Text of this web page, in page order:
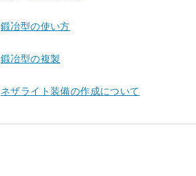
鍛冶型の使い方
鍛冶型の複製
ネザライト装備の作成について